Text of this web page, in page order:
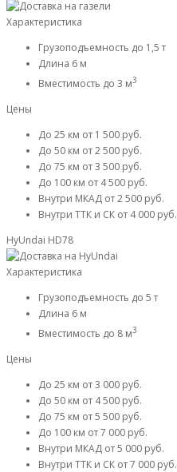
Характеристика
Грузоподъемность до 1,5 т
Длина 6 м
Вместимость до 3 м3
Цены
До 25 км от 1 500 руб.
До 50 км от 2 500 руб.
До 75 км от 3 500 руб.
До 100 км от 4 500 руб.
Внутри МКАД от 2 500 руб.
Внутри ТТК и СК от 4 000 руб.
HyUndai HD78
Характеристика
Грузоподъемность до 5 т
Длина 6 м
Вместимость до 8 м3
Цены
До 25 км от 3 000 руб.
До 50 км от 4 500 руб.
До 75 км от 5 500 руб.
До 100 км от 7 000 руб.
Внутри МКАД от 5 000 руб.
Внутри ТТК и СК от 7 000 руб.